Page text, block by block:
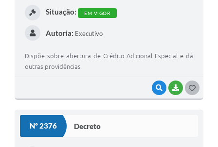
VISUALIZAR
BAIXAR
Situação: EM VIGOR
Autoria: Executivo
Dispõe sobre abertura de Crédito Adicional Especial e dá
outras providências
Nº 2376 Decreto